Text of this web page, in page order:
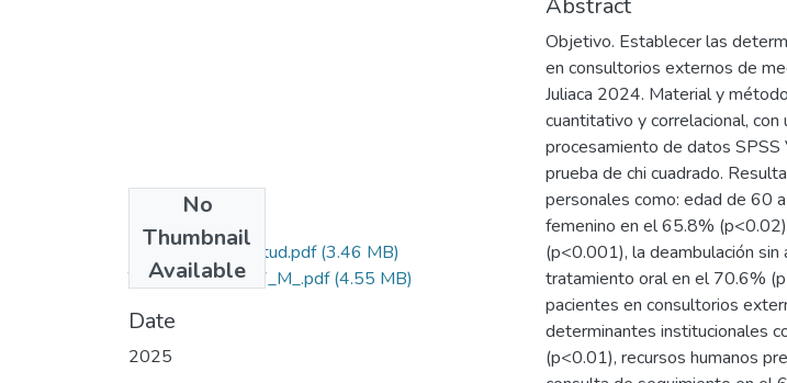
No
Thumbnail
Available
Grado de Similitud.pdf(3.46 MB)
T036_42186817_M_.pdf(4.55 MB)
Date
2025
Abstract
Objetivo. Establecer las
en consultorios externos de
Juliaca 2024. Material y
cuantitativo y correlacional,
procesamiento de datos
prueba de chi cuadrado.
personales como: edad de 60
femenino en el 65.8%
(p<0.001), la deambulación
tratamiento oral en el 70.6%
pacientes en consultorios
determinantes institucionales
(p<0.01), recursos humanos